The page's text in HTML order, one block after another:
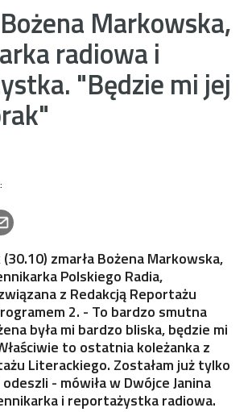
Markowska,
radiowa i
"Będzie mi jej
zmarła Bożena Markowska,
Polskiego Radia,
z Redakcją Reportażu
2. - To bardzo smutna
była mi bardzo bliska, będzie mi
to ostatnia koleżanka z
Literackiego. Zostałam już tylko
- mówiła w Dwójce Janina
i reportażystka radiowa.